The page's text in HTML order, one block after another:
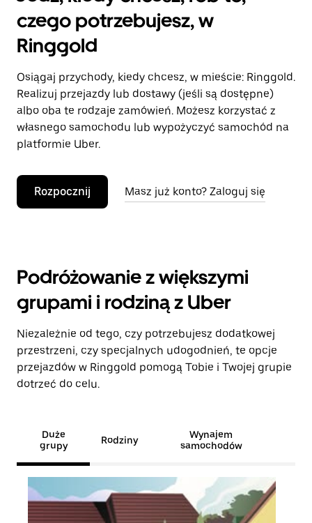
czego potrzebujesz, w
Ringgold
Osiągaj przychody, kiedy chcesz, w mieście: Ringgold.
Realizuj przejazdy lub dostawy (jeśli są dostępne)
albo oba te rodzaje zamówień. Możesz korzystać z
własnego samochodu lub wypożyczyć samochód na
platformie Uber.
Rozpocznij Masz już konto? Zaloguj się
Podróżowanie z większymi
grupami i rodziną z Uber
Niezależnie od tego, czy potrzebujesz dodatkowej
przestrzeni, czy specjalnych udogodnień, te opcje
przejazdów w Ringgold pomogą Tobie i Twojej grupie
dotrzeć do celu.
Duże
grupy
Rodziny
Wynajem
samochodów